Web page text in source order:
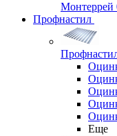
Монтеррей
Профнастил
Еще